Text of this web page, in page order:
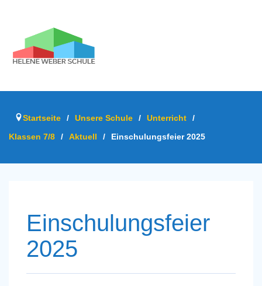
Startseite / Unsere Schule / Unterricht
/
Klassen 7/8
/ Aktuell / Einschulungsfeier 2025
Einschulungsfeier
2025